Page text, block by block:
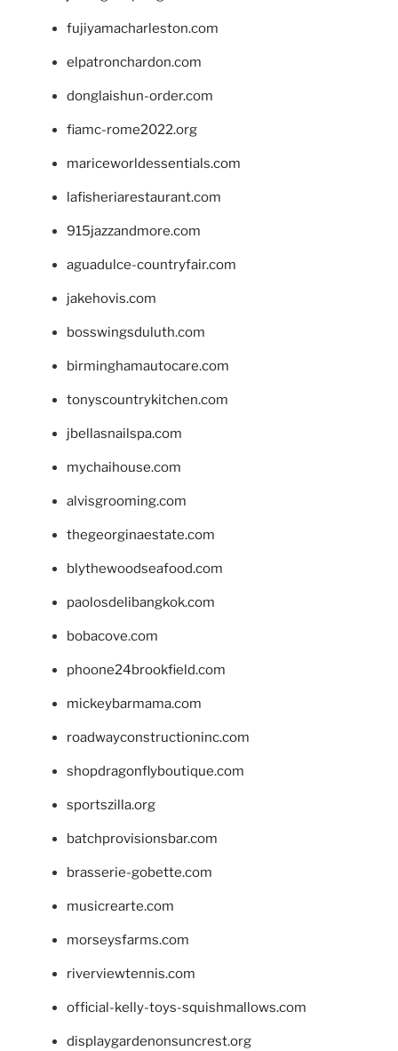
fujiyamacharleston.com
elpatronchardon.com
donglaishun-order.com
fiamc-rome2022.org
mariceworldessentials.com
lafisheriarestaurant.com
915jazzandmore.com
aguadulce-countryfair.com
jakehovis.com
bosswingsduluth.com
birminghamautocare.com
tonyscountrykitchen.com
jbellasnailspa.com
mychaihouse.com
alvisgrooming.com
thegeorginaestate.com
blythewoodseafood.com
paolosdelibangkok.com
bobacove.com
phoone24brookfield.com
mickeybarmama.com
roadwayconstructioninc.com
shopdragonflyboutique.com
sportszilla.org
batchprovisionsbar.com
brasserie-gobette.com
musicrearte.com
morseysfarms.com
riverviewtennis.com
official-kelly-toys-squishmallows.com
displaygardenonsuncrest.org